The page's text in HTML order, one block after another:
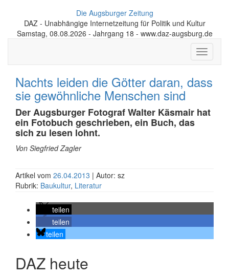
Die Augsburger Zeitung
DAZ - Unabhängige Internetzeitung für Politik und Kultur
Samstag, 08.08.2026 - Jahrgang 18 - www.daz-augsburg.de
Toggle
Nachts leiden die Götter daran, dass
sie gewöhnliche Menschen sind
Der Augsburger Fotograf Walter Käsmair hat
ein Fotobuch geschrieben, ein Buch, das
sich zu lesen lohnt.
Von Siegfried Zagler
Artikel vom 26.04.2013 | Autor: sz
Rubrik: Baukultur, Literatur
teilen
teilen
teilen
DAZ heute